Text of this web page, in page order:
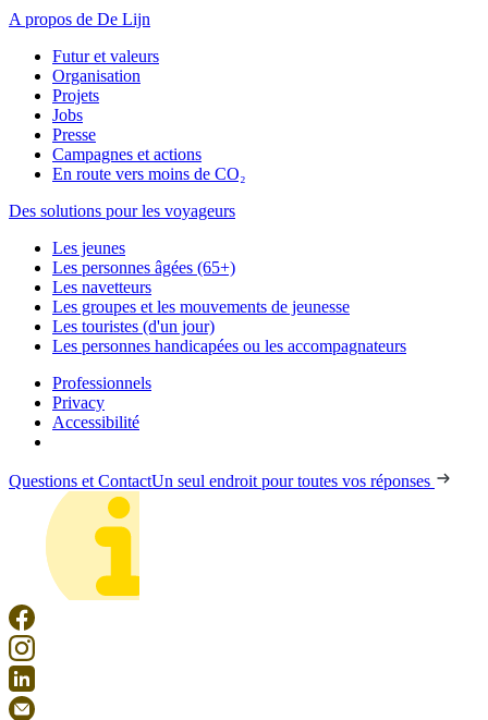
A propos de De Lijn
Futur et valeurs
Organisation
Projets
Jobs
Presse
Campagnes et actions
En route vers moins de CO₂
Des solutions pour les voyageurs
Les jeunes
Les personnes âgées (65+)
Les navetteurs
Les groupes et les mouvements de jeunesse
Les touristes (d'un jour)
Les personnes handicapées ou les accompagnateurs
Professionnels
Privacy
Accessibilité
Questions et ContactUn seul endroit pour toutes vos réponses